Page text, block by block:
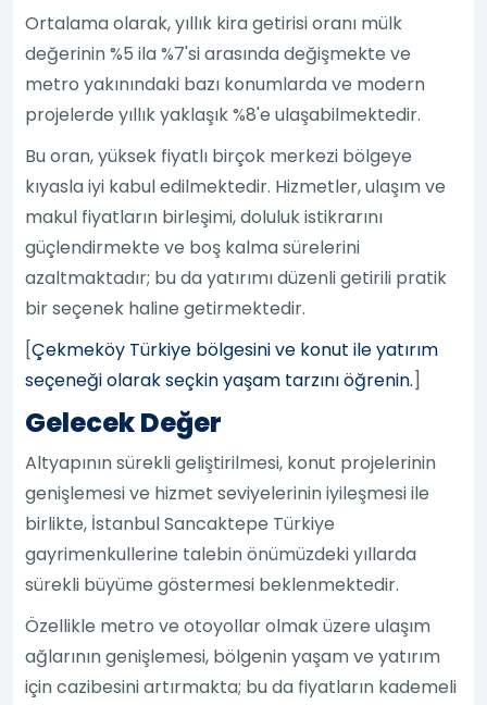
Ortalama olarak, yıllık kira getirisi oranı mülk
değerinin %5 ila %7'si arasında değişmekte ve
metro yakınındaki bazı konumlarda ve modern
projelerde yıllık yaklaşık %8'e ulaşabilmektedir.
Bu oran, yüksek fiyatlı birçok merkezi bölgeye
kıyasla iyi kabul edilmektedir. Hizmetler, ulaşım ve
makul fiyatların birleşimi, doluluk istikrarını
güçlendirmekte ve boş kalma sürelerini
azaltmaktadır; bu da yatırımı düzenli getirili pratik
bir seçenek haline getirmektedir.
[Çekmeköy Türkiye bölgesini ve konut ile yatırım
seçeneği olarak seçkin yaşam tarzını öğrenin.]
Gelecek Değer
Altyapının sürekli geliştirilmesi, konut projelerinin
genişlemesi ve hizmet seviyelerinin iyileşmesi ile
birlikte, İstanbul Sancaktepe Türkiye
gayrimenkullerine talebin önümüzdeki yıllarda
sürekli büyüme göstermesi beklenmektedir.
Özellikle metro ve otoyollar olmak üzere ulaşım
ağlarının genişlemesi, bölgenin yaşam ve yatırım
için cazibesini artırmakta; bu da fiyatların kademeli